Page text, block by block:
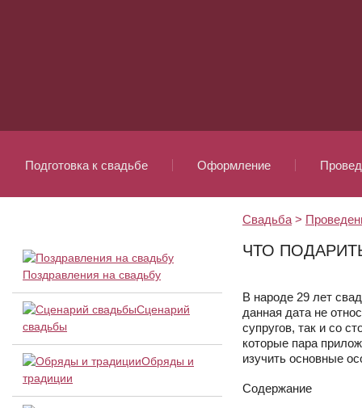
Подготовка к свадьбе Оформление
Свадьба >
ЧТО
В народе 29 лет
данная дата не
супругов, так и со
которые пара
изучить основные
Содержание
Поздравления на свадьбу
Сценарий
свадьбы
Обряды и
традиции